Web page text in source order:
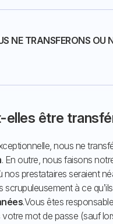
NE TRANSFERONS
être
nous ne
. En outre, nous faisons
nos prestataires seraient
à ce
.Vous êtes
mot de passe (sauf